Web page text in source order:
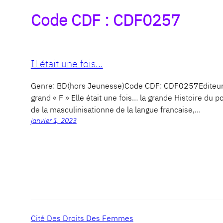
Code CDF : CDF0257
Il était une fois…
Genre: BD(hors Jeunesse)Code CDF:
grand « F » Elle était une fois… la grande Histoire du
de la masculinisationne de la langue francaise,…
janvier 1, 2023
Cité Des Droits Des Femmes